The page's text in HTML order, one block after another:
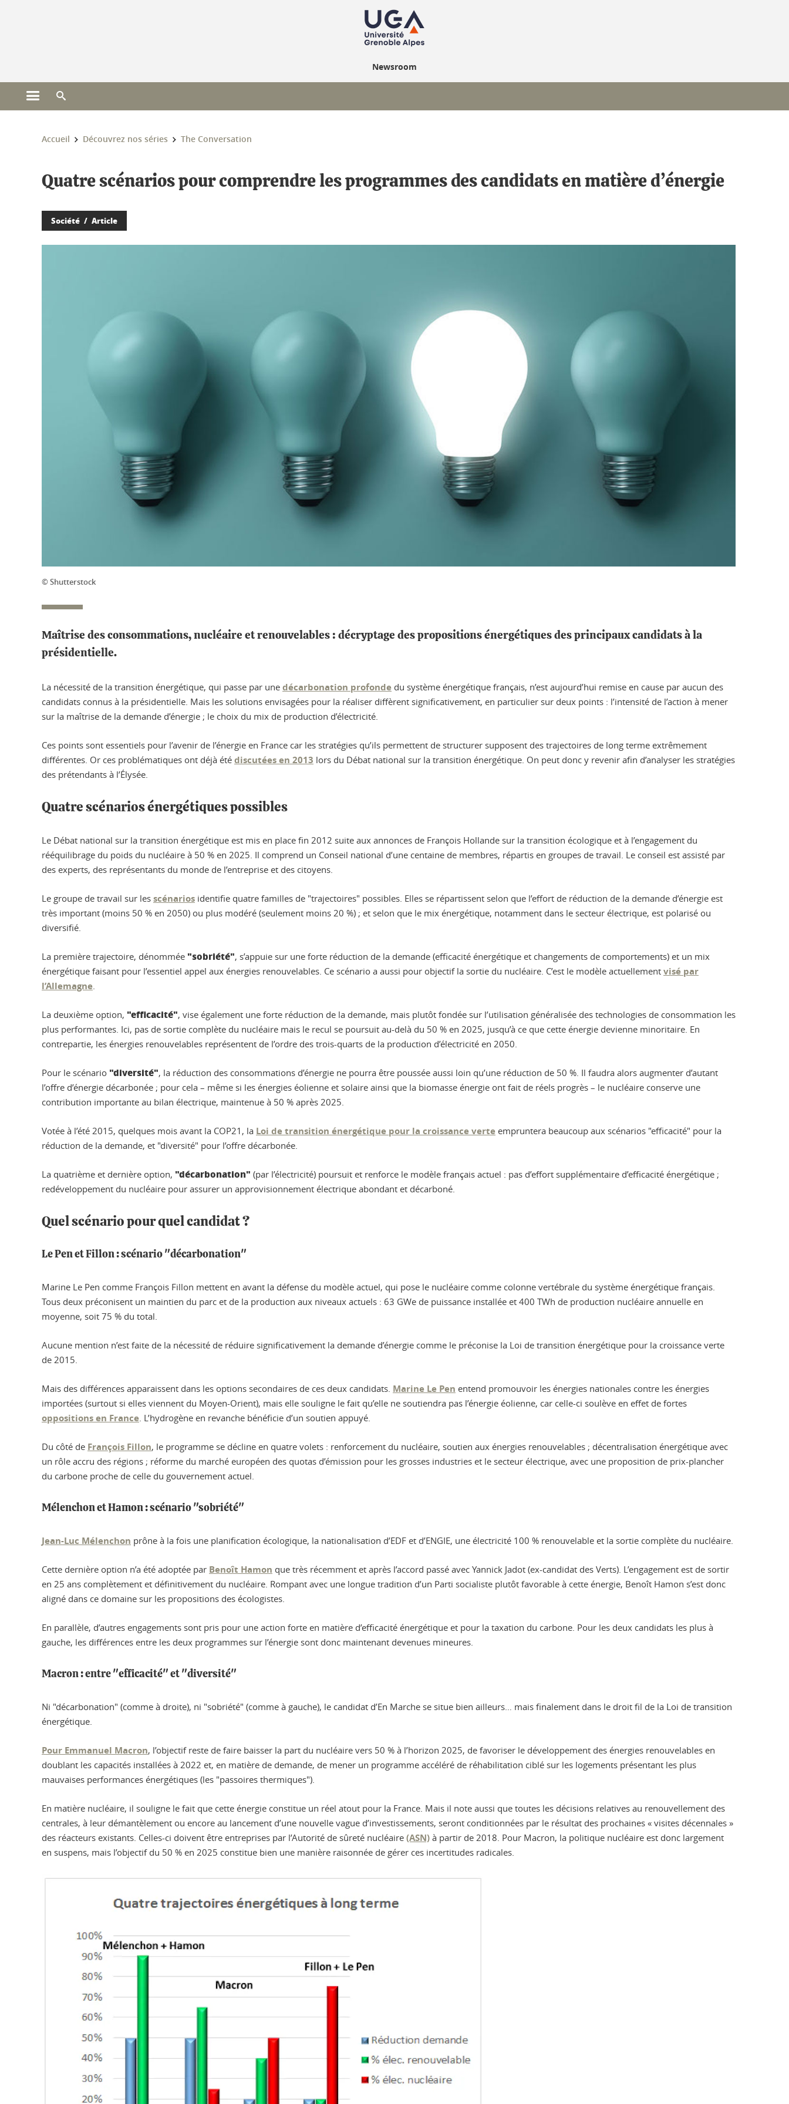
Newsroom
Ouvrir le menu principal
Vous êtes ici :
Accueil Découvrez nos séries The Conversation
Quatre scénarios pour comprendre les programmes des candidats en matière d’énergie
Société Article
© Shutterstock
Maîtrise des consommations, nucléaire et renouvelables : décryptage des propositions énergétiques des principaux candidats à la
présidentielle.
La nécessité de la transition énergétique, qui passe par une décarbonation profonde du système énergétique français, n’est aujourd’hui remise en cause par aucun des
candidats connus à la présidentielle. Mais les solutions envisagées pour la réaliser diffèrent significativement, en particulier sur deux points : l’intensité de l’action à mener
sur la maîtrise de la demande d’énergie ; le choix du mix de production d’électricité.
Ces points sont essentiels pour l’avenir de l’énergie en France car les stratégies qu’ils permettent de structurer supposent des trajectoires de long terme extrêmement
différentes. Or ces problématiques ont déjà été discutées en 2013 lors du Débat national sur la transition énergétique. On peut donc y revenir afin d’analyser les stratégies
des prétendants à l’Élysée.
Quatre scénarios énergétiques possibles
Le Débat national sur la transition énergétique est mis en place fin 2012 suite aux annonces de François Hollande sur la transition écologique et à l’engagement du
rééquilibrage du poids du nucléaire à 50 % en 2025. Il comprend un Conseil national d’une centaine de membres, répartis en groupes de travail. Le conseil est assisté par
des experts, des représentants du monde de l’entreprise et des citoyens.
Le groupe de travail sur les scénarios identifie quatre familles de "trajectoires" possibles. Elles se répartissent selon que l’effort de réduction de la demande d’énergie est
très important (moins 50 % en 2050) ou plus modéré (seulement moins 20 %) ; et selon que le mix énergétique, notamment dans le secteur électrique, est polarisé ou
diversifié.
La première trajectoire, dénommée "sobriété", s’appuie sur une forte réduction de la demande (efficacité énergétique et changements de comportements) et un mix
énergétique faisant pour l’essentiel appel aux énergies renouvelables. Ce scénario a aussi pour objectif la sortie du nucléaire. C’est le modèle actuellement visé par
l’Allemagne.
La deuxième option, "efficacité", vise également une forte réduction de la demande, mais plutôt fondée sur l’utilisation généralisée des technologies de consommation les
plus performantes. Ici, pas de sortie complète du nucléaire mais le recul se poursuit au-delà du 50 % en 2025, jusqu’à ce que cette énergie devienne minoritaire. En
contrepartie, les énergies renouvelables représentent de l’ordre des trois-quarts de la production d’électricité en 2050.
Pour le scénario "diversité", la réduction des consommations d’énergie ne pourra être poussée aussi loin qu’une réduction de 50 %. Il faudra alors augmenter d’autant
l’offre d’énergie décarbonée ; pour cela – même si les énergies éolienne et solaire ainsi que la biomasse énergie ont fait de réels progrès – le nucléaire conserve une
contribution importante au bilan électrique, maintenue à 50 % après 2025.
Votée à l’été 2015, quelques mois avant la COP21, la Loi de transition énergétique pour la croissance verte empruntera beaucoup aux scénarios "efficacité" pour la
réduction de la demande, et "diversité" pour l’offre décarbonée.
La quatrième et dernière option, "décarbonation" (par l’électricité) poursuit et renforce le modèle français actuel : pas d’effort supplémentaire d’efficacité énergétique ;
redéveloppement du nucléaire pour assurer un approvisionnement électrique abondant et décarboné.
Quel scénario pour quel candidat ?
Le Pen et Fillon : scénario "décarbonation"
Marine Le Pen comme François Fillon mettent en avant la défense du modèle actuel, qui pose le nucléaire comme colonne vertébrale du système énergétique français.
Tous deux préconisent un maintien du parc et de la production aux niveaux actuels : 63 GWe de puissance installée et 400 TWh de production nucléaire annuelle en
moyenne, soit 75 % du total.
Aucune mention n’est faite de la nécessité de réduire significativement la demande d’énergie comme le préconise la Loi de transition énergétique pour la croissance verte
de 2015.
Mais des différences apparaissent dans les options secondaires de ces deux candidats. Marine Le Pen entend promouvoir les énergies nationales contre les énergies
importées (surtout si elles viennent du Moyen-Orient), mais elle souligne le fait qu’elle ne soutiendra pas l’énergie éolienne, car celle-ci soulève en effet de fortes
oppositions en France. L’hydrogène en revanche bénéficie d’un soutien appuyé.
Du côté de François Fillon, le programme se décline en quatre volets : renforcement du nucléaire, soutien aux énergies renouvelables ; décentralisation énergétique avec
un rôle accru des régions ; réforme du marché européen des quotas d’émission pour les grosses industries et le secteur électrique, avec une proposition de prix-plancher
du carbone proche de celle du gouvernement actuel.
Mélenchon et Hamon : scénario "sobriété"
Jean-Luc Mélenchon prône à la fois une planification écologique, la nationalisation d’EDF et d’ENGIE, une électricité 100 % renouvelable et la sortie complète du nucléaire.
Cette dernière option n’a été adoptée par Benoît Hamon que très récemment et après l’accord passé avec Yannick Jadot (ex-candidat des Verts). L’engagement est de sortir
en 25 ans complètement et définitivement du nucléaire. Rompant avec une longue tradition d’un Parti socialiste plutôt favorable à cette énergie, Benoît Hamon s’est donc
aligné dans ce domaine sur les propositions des écologistes.
En parallèle, d’autres engagements sont pris pour une action forte en matière d’efficacité énergétique et pour la taxation du carbone. Pour les deux candidats les plus à
gauche, les différences entre les deux programmes sur l’énergie sont donc maintenant devenues mineures.
Macron : entre "efficacité" et "diversité"
Ni "décarbonation" (comme à droite), ni "sobriété" (comme à gauche), le candidat d’En Marche se situe bien ailleurs… mais finalement dans le droit fil de la Loi de transition
énergétique.
Pour Emmanuel Macron, l’objectif reste de faire baisser la part du nucléaire vers 50 % à l’horizon 2025, de favoriser le développement des énergies renouvelables en
doublant les capacités installées à 2022 et, en matière de demande, de mener un programme accéléré de réhabilitation ciblé sur les logements présentant les plus
mauvaises performances énergétiques (les "passoires thermiques").
En matière nucléaire, il souligne le fait que cette énergie constitue un réel atout pour la France. Mais il note aussi que toutes les décisions relatives au renouvellement des
centrales, à leur démantèlement ou encore au lancement d’une nouvelle vague d’investissements, seront conditionnées par le résultat des prochaines « visites décennales »
des réacteurs existants. Celles-ci doivent être entreprises par l’Autorité de sûreté nucléaire (ASN) à partir de 2018. Pour Macron, la politique nucléaire est donc largement
en suspens, mais l’objectif du 50 % en 2025 constitue bien une manière raisonnée de gérer ces incertitudes radicales.